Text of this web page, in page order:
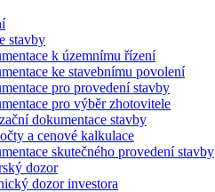
stavby
k územnímu řízení
ke stavebnímu povolení
pro provedení stavby
pro výběr zhotovitele
dokumentace stavby
a cenové kalkulace
skutečného provedení stavby
dozor
dozor investora